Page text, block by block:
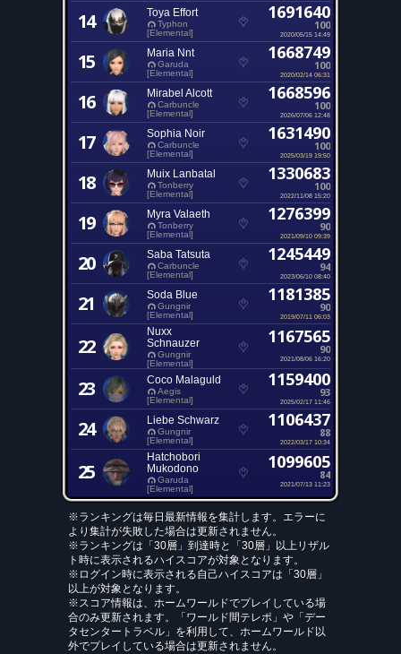
14 Toya Effort
Typhon
[Elemental]
1691640
100
2020/05/15 14:49
15 Maria Nnt
Garuda
[Elemental]
1668749
100
2020/02/14 06:31
16 Mirabel Alcott
Carbuncle
[Elemental]
1668596
100
2026/07/06 12:48
17 Sophia Noir
Carbuncle
[Elemental]
1631490
100
2025/03/19 19:50
18 Muix Lanbatal
Tonberry
[Elemental]
1330683
100
2022/11/08 15:20
19 Myra Valaeth
Tonberry
[Elemental]
1276399
90
2021/09/10 09:39
20 Saba Tatsuta
Carbuncle
[Elemental]
1245449
94
2023/06/10 08:40
21 Soda Blue
Gungnir
[Elemental]
1181385
90
2019/07/11 06:03
22
Nuxx
Schnauzer
Gungnir
[Elemental]
1167565
90
2021/08/06 16:20
23 Coco Malaguld
Aegis
[Elemental]
1159400
93
2025/02/17 11:46
24 Liebe Schwarz
Gungnir
[Elemental]
1106437
88
2022/03/17 10:34
25
Hatchobori
Mukodono
Garuda
[Elemental]
1099605
84
2021/07/13 11:23
※ランキングは毎日最新情報を集計します。エラーに
より集計が失敗した場合は更新されません。
※ランキングは「30層」到達時と「30層」以上リザル
ト時に表示されるハイスコアが対象となります。
※ログイン時に表示される自己ハイスコアは「30層」
以上が対象となります。
※スコア情報は、ホームワールドでプレイしている場
合のみ更新されます。「ワールド間テレポ」や「デー
タセンタートラベル」を利用して、ホームワールド以
外でプレイしている場合は更新されません。